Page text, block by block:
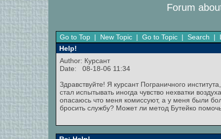
Forum
Go to Top | New Topic | Go to Topic | Search |
Help!
Author: Курсант
Date: 08-18-06 11:34
Здравствуйте! Я курсант Пограничного
стал испытывать иногда чувство нехватки
опасаюсь что меня комиссуют, а у меня были
бросить службу? Может ли метод Бутейко